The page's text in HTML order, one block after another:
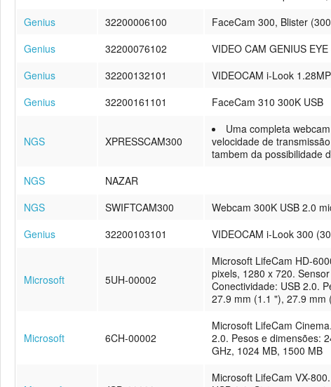
Genius
32200006100
FaceCam 300, Blister
Genius
32200076102
VIDEO CAM GENIUS EYE
Genius
32200132101
VIDEOCAM i-Look 1.28MP
Genius
32200161101 FaceCam 310 300K USB
NGS XPRESSCAM300
Uma completa
velocidade de
tambem da possibilidade
NGS
NAZAR
NGS
SWIFTCAM300
Webcam 300K USB 2.0
Genius
32200103101 VIDEOCAM i-Look 300
Microsoft 5UH-00002
Microsoft LifeCam HD-
pixels, 1280 x 720.
Conectividade: USB 2.0.
27.9 mm (1.1 "), 27.9 mm
Microsoft 6CH-00002
Microsoft LifeCam
2.0. Pesos e dimensões:
GHz, 1024 MB, 1500 MB
Microsoft LifeCam VX-